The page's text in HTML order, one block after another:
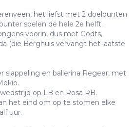
het liefst met 2 doelpunten
spelen de hele 2e helft.
voorin, dus met Godts,
(die Berghuis vervangt het laatste
slappeling en ballerina Regeer, met
op LB en Rosa RB.
het eind om op te stomen elke
uur.